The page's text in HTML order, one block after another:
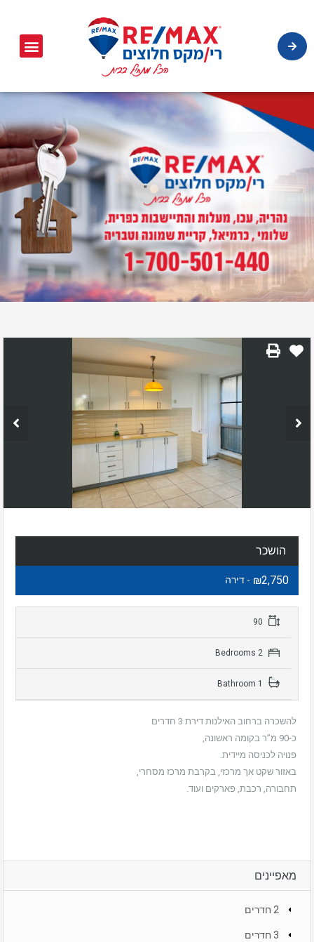
הושכר
₪2,750 - דירה
להשכרה ברחוב האילנות דירת 3 חדרים
כ-90 מ”ר בקומה ראשונה,
פנויה לכניסה מיידית.
באזור שקט אך מרכזי, בקרבת מרכז מסחרי,
תחבורה, רכבת, פארקים ועוד.
מאפיינים
2 חדרים
3 חדרים